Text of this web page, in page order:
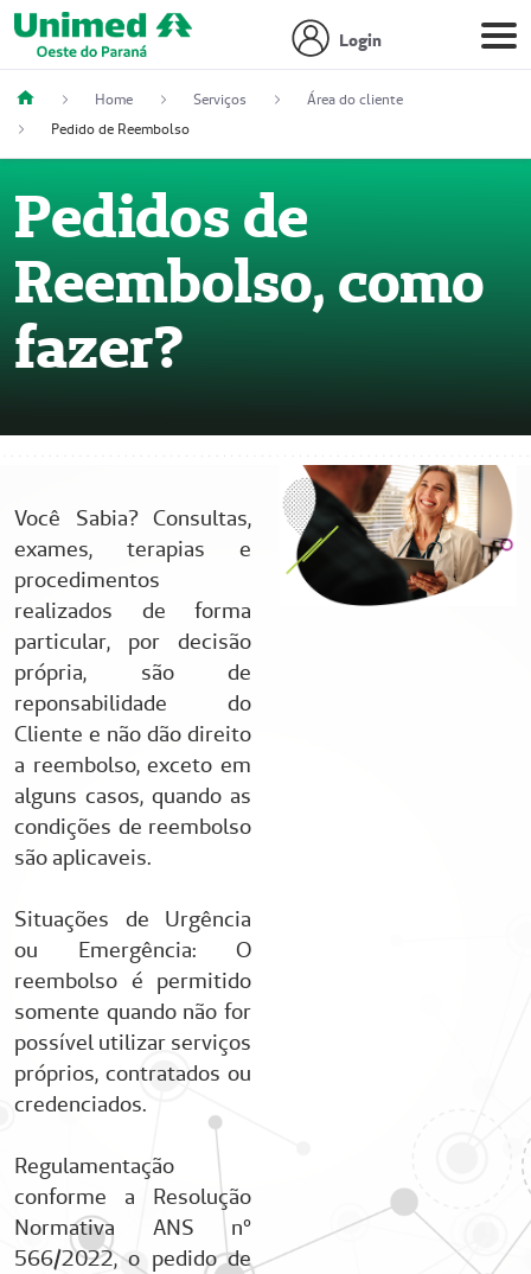
Login
Home Serviços
Área do cliente
Pedido de Reembolso
Pedidos de
Reembolso, como
fazer?
Você Sabia? Consultas,
exames, terapias e
procedimentos
realizados de forma
particular, por decisão
própria, são de
reponsabilidade do
Cliente e não dão direito
a reembolso, exceto em
alguns casos, quando as
condições de reembolso
são aplicaveis.
Situações de Urgência
ou Emergência: O
reembolso é permitido
somente quando não for
possível utilizar serviços
próprios, contratados ou
credenciados.
Regulamentação
conforme a Resolução
Normativa ANS n°
566/2022, o pedido de